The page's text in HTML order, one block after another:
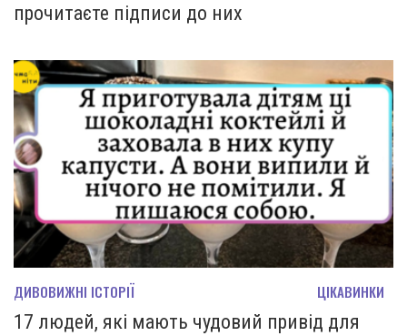
прочитаєте підписи до них
ДИВОВИЖНІ ІСТОРІЇ ЦІКАВИНКИ
17 людей, які мають чудовий привід для